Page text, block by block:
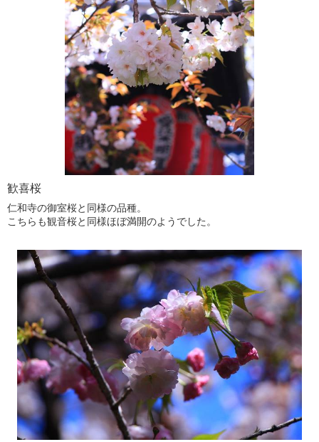
歓喜桜
仁和寺の御室桜と同様の品種。
こちらも観音桜と同様ほぼ満開のようでした。